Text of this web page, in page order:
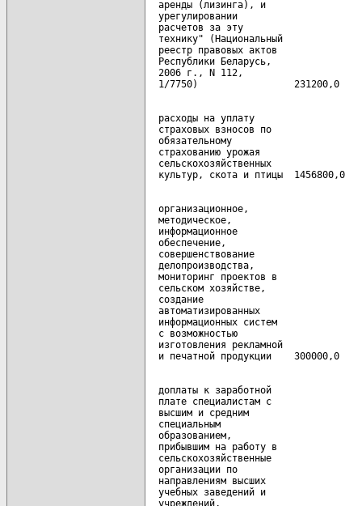
  аренды (лизинга), и
  урегулировании
  расчетов за эту
  технику" (Национальный
  реестр правовых актов
  Республики Беларусь,
  2006 г., N 112,
  расходы на уплату
  страховых взносов по
  обязательному
  страхованию урожая
  сельскохозяйственных
  организационное,
  методическое,
  информационное
  обеспечение,
  совершенствование
  делопроизводства,
  мониторинг проектов в
  сельском хозяйстве,
  создание
  автоматизированных
  информационных систем
  с возможностью
  изготовления рекламной
  доплаты к заработной
  плате специалистам с
  высшим и средним
  специальным
  образованием,
  прибывшим на работу в
  сельскохозяйственные
  организации по
  направлениям высших
  учебных заведений и
  учреждений,